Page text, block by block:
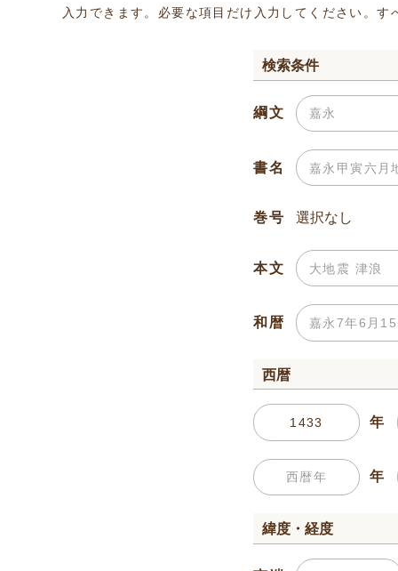
入力できます。必要な項目だけ入力してください。
検索条件
綱文
書名
巻号
本文
和暦
西暦
年
年
緯度・経度